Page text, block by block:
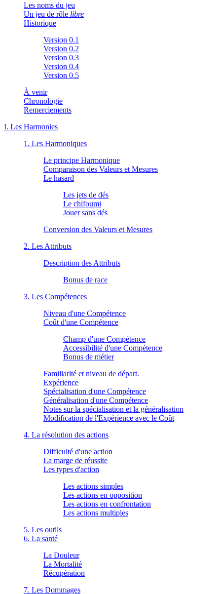
Les noms du jeu
Un jeu de rôle libre
Historique
Version 0.1
Version 0.2
Version 0.3
Version 0.4
Version 0.5
À venir
Chronologie
Remerciements
I. Les Harmonies
1. Les Harmoniques
Le principe Harmonique
Comparaison des Valeurs et Mesures
Le hasard
Les jets de dés
Le chifoumi
Jouer sans dés
Conversion des Valeurs et Mesures
2. Les Attributs
Description des Attributs
Bonus de race
3. Les Compétences
Niveau d'une Compétence
Coût d'une Compétence
Champ d'une Compétence
Accessibilité d'une Compétence
Bonus de métier
Familiarité et niveau de départ.
Expérience
Spécialisation d'une Compétence
Généralisation d'une Compétence
Notes sur la spécialisation et la généralisation
Modification de l'Expérience avec le Coût
4. La résolution des actions
Difficulté d'une action
La marge de réussite
Les types d'action
Les actions simples
Les actions en opposition
Les actions en confrontation
Les actions multiples
5. Les outils
6. La santé
La Douleur
La Mortalité
Récupération
7. Les Dommages